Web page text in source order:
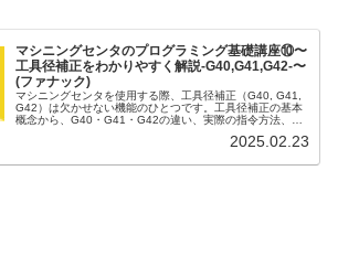
マシニングセンタのプログラミング基礎講座⑩〜
工具径補正をわかりやすく解説-G40,G41,G42-〜
(ファナック)
マシニングセンタを使用する際、工具径補正（G40, G41,
G42）は欠かせない機能のひとつです。工具径補正の基本
概念から、G40・G41・G42の違い、実際の指令方法、オ
2025.02.23